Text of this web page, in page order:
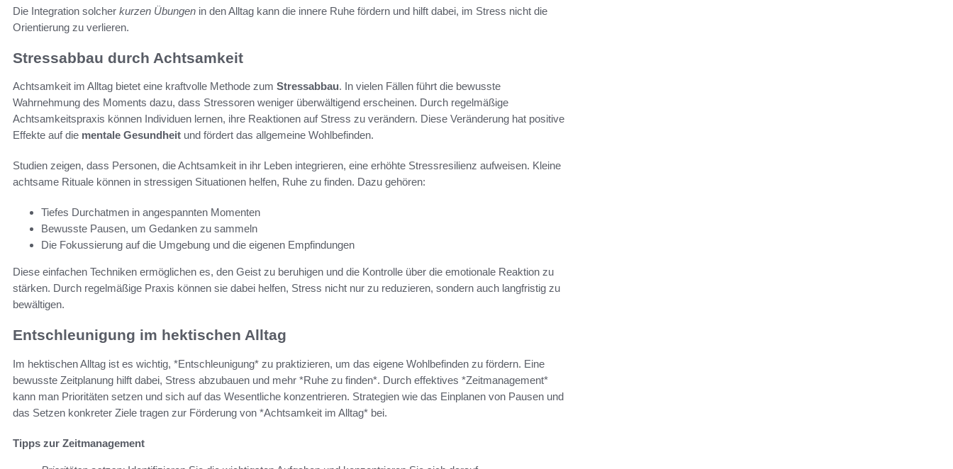
Die Integration solcher kurzen Übungen in den Alltag kann die innere Ruhe fördern und hilft dabei, im Stress nicht die
Orientierung zu verlieren.
Stressabbau durch Achtsamkeit
Achtsamkeit im Alltag bietet eine kraftvolle Methode zum Stressabbau. In vielen Fällen führt die bewusste
Wahrnehmung des Moments dazu, dass Stressoren weniger überwältigend erscheinen. Durch regelmäßige
Achtsamkeitspraxis können Individuen lernen, ihre Reaktionen auf Stress zu verändern. Diese Veränderung hat positive
Effekte auf die mentale Gesundheit und fördert das allgemeine Wohlbefinden.
Studien zeigen, dass Personen, die Achtsamkeit in ihr Leben integrieren, eine erhöhte Stressresilienz aufweisen. Kleine
achtsame Rituale können in stressigen Situationen helfen, Ruhe zu finden. Dazu gehören:
Tiefes Durchatmen in angespannten Momenten
Bewusste Pausen, um Gedanken zu sammeln
Die Fokussierung auf die Umgebung und die eigenen Empfindungen
Diese einfachen Techniken ermöglichen es, den Geist zu beruhigen und die Kontrolle über die emotionale Reaktion zu
stärken. Durch regelmäßige Praxis können sie dabei helfen, Stress nicht nur zu reduzieren, sondern auch langfristig zu
bewältigen.
Entschleunigung im hektischen Alltag
Im hektischen Alltag ist es wichtig, *Entschleunigung* zu praktizieren, um das eigene Wohlbefinden zu fördern. Eine
bewusste Zeitplanung hilft dabei, Stress abzubauen und mehr *Ruhe zu finden*. Durch effektives *Zeitmanagement*
kann man Prioritäten setzen und sich auf das Wesentliche konzentrieren. Strategien wie das Einplanen von Pausen und
das Setzen konkreter Ziele tragen zur Förderung von *Achtsamkeit im Alltag* bei.
Tipps zur Zeitmanagement